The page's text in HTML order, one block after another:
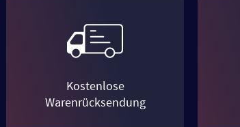
Kostenlose
Warenrücksendung